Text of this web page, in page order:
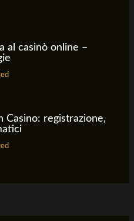
al casinò online –
Casino: registrazione,